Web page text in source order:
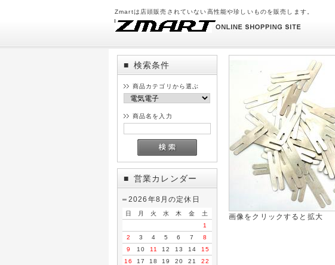
Zmartは店頭販売されていない高性能や珍しいものを販売します。
■ 検索条件
商品カテゴリから選ぶ
商品名を入力
■ 営業カレンダー
2026年8月の定休日
日 月 火 水 木 金
土
1
2
3 4 5 6 7
8
9
10 11 12 13 14
15
16
17 18 19 20 21
22
画像をクリックすると拡大